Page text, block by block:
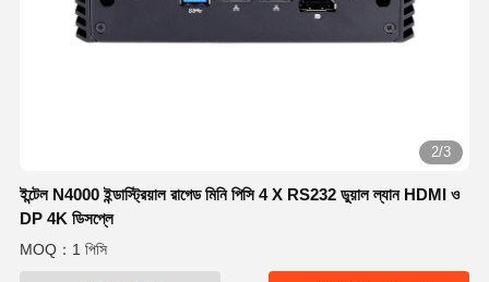
2/3
ইন্টেল N4000 ইন্ডাস্ট্রিয়াল রাগেড মিনি পিসি 4 X RS232 ডুয়াল ল্যান HDMI ও
DP 4K ডিসপ্লে
MOQ：1 পিসি